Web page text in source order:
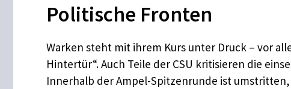
Politische Fronten
Warken steht mit ihrem Kurs unter Druck – vor
Hintertür“. Auch Teile der CSU kritisieren die
Innerhalb der Ampel-Spitzenrunde ist